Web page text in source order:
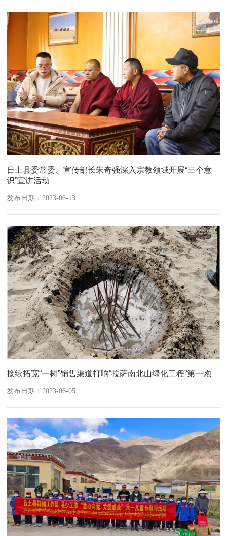
日土县委常委、宣传部长朱奇强深入宗教领域开展“三个意
识”宣讲活动
发布日期：2023-06-13
接续拓宽“一树”销售渠道打响“拉萨南北山绿化工程”第一炮
发布日期：2023-06-05